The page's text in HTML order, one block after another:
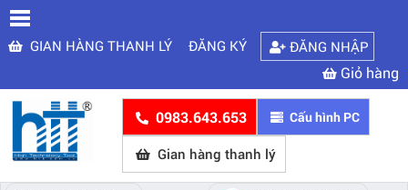
GIAN HÀNG THANH LÝ ĐĂNG KÝ ĐĂNG NHẬP
Giỏ hàng
0983.643.653 Cấu hình PC
Gian hàng thanh lý